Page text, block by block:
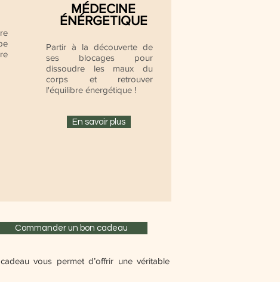
MÉDECINE
ÉNÉRGETIQUE
Partir à la découverte de
ses blocages pour
dissoudre les maux du
corps et retrouver
l'équilibre énergétique !
En savoir plus
Commander un bon cadeau
vous permet d’offrir une véritable